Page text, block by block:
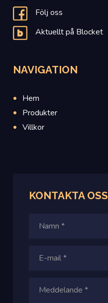
Följ oss
Aktuellt på Blocket
NAVIGATION
Hem
Produkter
Villkor
KONTAKTA OSS